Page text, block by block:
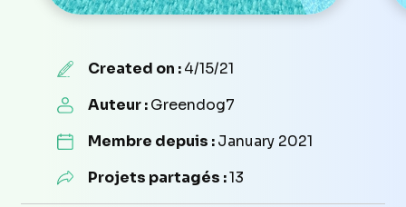
Created on :4/15/21
Auteur :Greendog7
Membre depuis :January 2021
Projets partagés :13